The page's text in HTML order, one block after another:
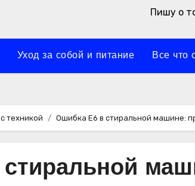
Пишу о
Уход за собой и питание Все что
техникой Ошибка E6 в стиральной машине: